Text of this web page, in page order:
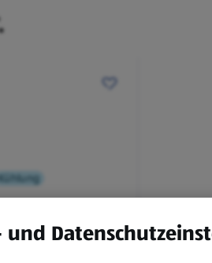
mit
Bianco
und